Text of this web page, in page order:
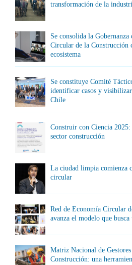
transformación de la
Se consolida la
Circular de la Construcción
ecosistema
Se constituye Comité
identificar casos y
Chile
Construir con Ciencia
sector construcción
La ciudad limpia comienza
circular
Red de Economía Circular
avanza el modelo que
Matriz Nacional de Gestores
Construcción: una